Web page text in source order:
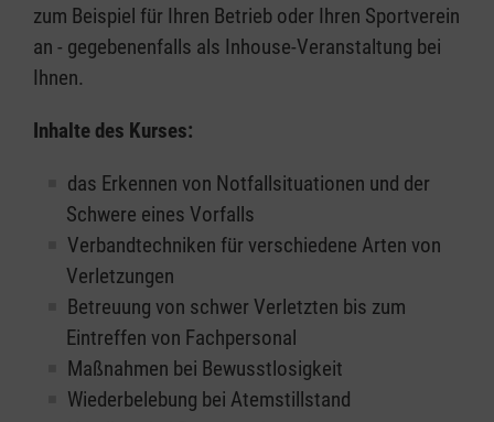
zum Beispiel für Ihren Betrieb oder Ihren Sportverein
an - gegebenenfalls als Inhouse-Veranstaltung bei
Ihnen.
Inhalte des Kurses:
das Erkennen von Notfallsituationen und der
Schwere eines Vorfalls
Verbandtechniken für verschiedene Arten von
Verletzungen
Betreuung von schwer Verletzten bis zum
Eintreffen von Fachpersonal
Maßnahmen bei Bewusstlosigkeit
Wiederbelebung bei Atemstillstand